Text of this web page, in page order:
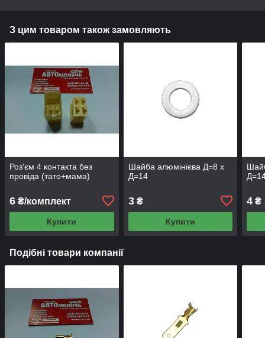
З цим товаром також замовляють
Роз'єм 4 контакта без
провіда (тато+мама)
6 ₴/комплект
Купити
Шайба алюмінієва Д=8 х
Д=14
3₴
Купити
4 ₴
Подібні товари компанії